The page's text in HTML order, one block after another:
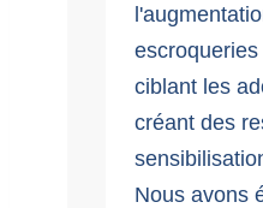
ciblant les
créant des
Nous avons